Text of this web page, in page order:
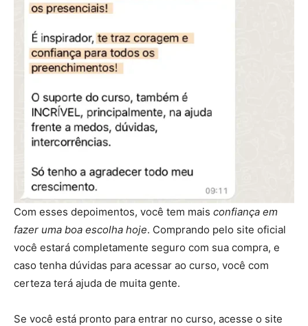
Com esses depoimentos, você tem mais confiança em
fazer uma boa escolha hoje. Comprando pelo site oficial
você estará completamente seguro com sua compra, e
caso tenha dúvidas para acessar ao curso, você com
certeza terá ajuda de muita gente.
Se você está pronto para entrar no curso, acesse o site